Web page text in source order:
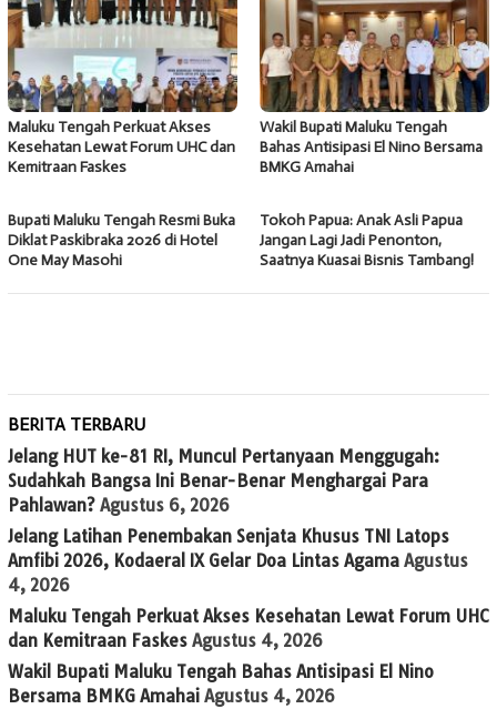
Maluku Tengah Perkuat Akses
Kesehatan Lewat Forum UHC dan
Kemitraan Faskes
Wakil Bupati Maluku Tengah
Bahas Antisipasi El Nino Bersama
BMKG Amahai
Bupati Maluku Tengah Resmi Buka
Diklat Paskibraka 2026 di Hotel
One May Masohi
Tokoh Papua: Anak Asli Papua
Jangan Lagi Jadi Penonton,
Saatnya Kuasai Bisnis Tambang!
BERITA TERBARU
Jelang HUT ke-81 RI, Muncul Pertanyaan Menggugah:
Sudahkah Bangsa Ini Benar-Benar Menghargai Para
Pahlawan? Agustus 6, 2026
Jelang Latihan Penembakan Senjata Khusus TNI Latops
Amfibi 2026, Kodaeral IX Gelar Doa Lintas Agama Agustus
4, 2026
Maluku Tengah Perkuat Akses Kesehatan Lewat Forum UHC
dan Kemitraan Faskes Agustus 4, 2026
Wakil Bupati Maluku Tengah Bahas Antisipasi El Nino
Bersama BMKG Amahai Agustus 4, 2026